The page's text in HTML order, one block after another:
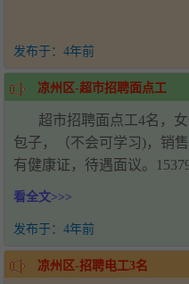
发布于： 4年前
凉州区-超市招聘面点工
超市招聘面点工4名，
包子，（不会可学习)，销
有健康证，待遇面议。
看全文>>>
发布于： 4年前
凉州区-招聘电工3名